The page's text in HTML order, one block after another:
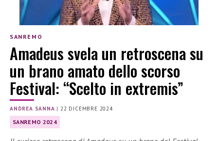
SANREMO
Amadeus svela un retroscena su
un brano amato dello scorso
Festival: “Scelto in extremis”
ANDREA SANNA |22 DICEMBRE 2024
SANREMO 2024